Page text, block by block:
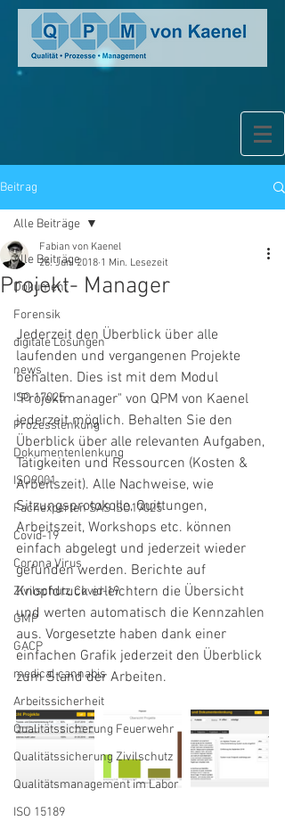
Beitrag
Alle Beiträge
Dokument
Forensik
digitale Lösungen
news
ISO 17025
Prozesslenkung
Dokumentenlenkung
ISO9001
Fachexperten SAS ISO17025
Covid-19
Corona Virus
Zivilschutz Covid-19
GMP
GACP
medical cannabis
Arbeitssicherheit
Qualitätssicherung Feuerwehr
Qualitätssicherung Zivilschutz
Qualitätsmanagement im Labor
ISO 15189
Alle Beiträge
Projekt- Manager
Fabian von Kaenel
26. Juni 2018 1 Min. Lesezeit
Jederzeit den Überblick über alle
laufenden und vergangenen Projekte
behalten. Dies ist mit dem Modul
"Projektmanager" von QPM von Kaenel
jederzeit möglich. Behalten Sie den
Überblick über alle relevanten Aufgaben,
Tätigkeiten und Ressourcen (Kosten &
Arbeitszeit). Alle Nachweise, wie
Sitzungsprotokolle, Quittungen,
Arbeitszeit, Workshops etc. können
einfach abgelegt und jederzeit wieder
gefunden werden. Berichte auf
Knopfdruck erleichtern die Übersicht
und werten automatisch die Kennzahlen
aus. Vorgesetzte haben dank einer
einfachen Grafik jederzeit den Überblick
zum Stand der Arbeiten.